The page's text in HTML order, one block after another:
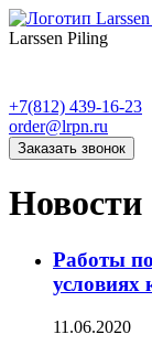
Larssen Piling
+7(812) 439-16-23
order@lrpn.ru
Заказать звонок
Новости
Работы
условиях
11.06.2020